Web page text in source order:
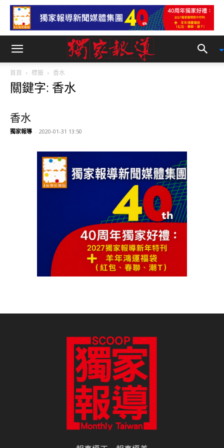
首頁 標籤 香水
關鍵字: 香水
香水
獨家報導 - 2020-01-31 13:50